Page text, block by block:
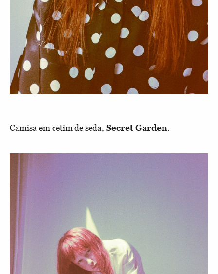
Camisa em cetim de seda, Secret Garden.